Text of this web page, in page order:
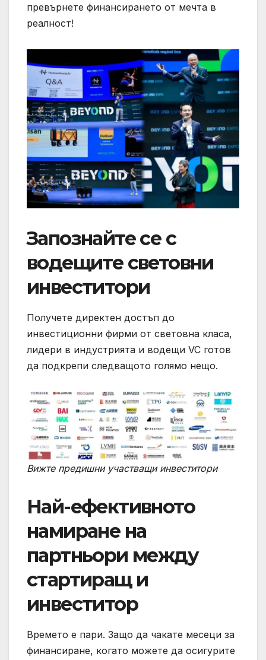
превърнете финансирането от мечта в
реалност!
Запознайте се с
водещите световни
инвеститори
Получете директен достъп до
инвестиционни фирми от световна класа,
лидери в индустрията и водещи VC готов
да подкрепи следващото голямо нещо.
Вижте предишни участващи инвеститори
Най-ефективното
намиране на
партньори между
стартиращ и
инвеститор
Времето е пари. Защо да чакате месеци за
финансиране, когато можете да осигурите